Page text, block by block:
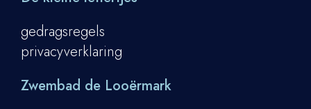
gedragsregels
privacyverklaring
Zwembad de Looërmark